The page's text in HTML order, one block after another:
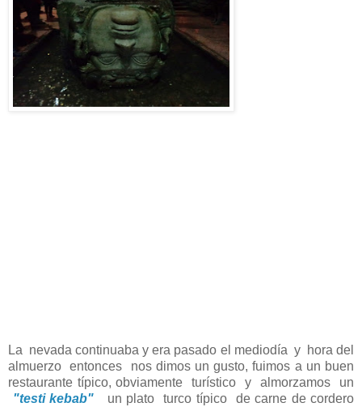
La nevada continuaba y era pasado el mediodía y hora del
almuerzo entonces nos dimos un gusto, fuimos a un buen
restaurante típico, obviamente turístico y almorzamos un
"testi kebab" un plato turco típico de carne de cordero